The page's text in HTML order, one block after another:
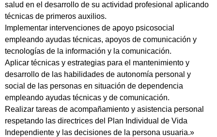
salud en el desarrollo de su actividad profesional aplicando
técnicas de primeros auxilios.
Implementar intervenciones de apoyo psicosocial
empleando ayudas técnicas, apoyos de comunicación y
tecnologías de la información y la comunicación.
Aplicar técnicas y estrategias para el mantenimiento y
desarrollo de las habilidades de autonomía personal y
social de las personas en situación de dependencia
empleando ayudas técnicas y de comunicación.
Realizar tareas de acompañamiento y asistencia personal
respetando las directrices del Plan Individual de Vida
Independiente y las decisiones de la persona usuaria.»